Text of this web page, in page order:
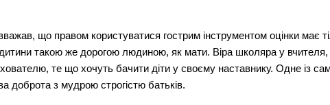
що правом користуватися гострим інструментом оцінки має
такою же дорогою людиною, як мати. Віра школяра у вчителя,
те що хочуть бачити діти у своєму наставнику. Одне із
доброта з мудрою строгістю батьків.